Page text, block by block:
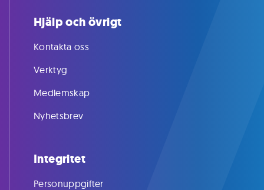
Hjälp och övrigt
Kontakta oss
Verktyg
Medlemskap
Nyhetsbrev
Integritet
Personuppgifter